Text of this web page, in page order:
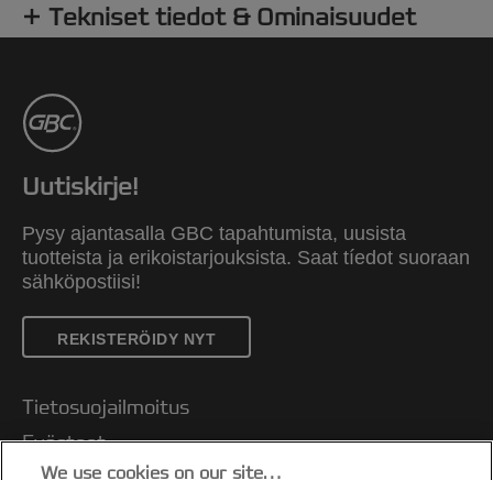
Tekniset tiedot & Ominaisuudet
Uutiskirje!
Pysy ajantasalla GBC tapahtumista, uusista
tuotteista ja erikoistarjouksista. Saat tíedot suoraan
sähköpostiisi!
REKISTERÖIDY NYT
Tietosuojailmoitus
Evästeet
We use cookies on our site…